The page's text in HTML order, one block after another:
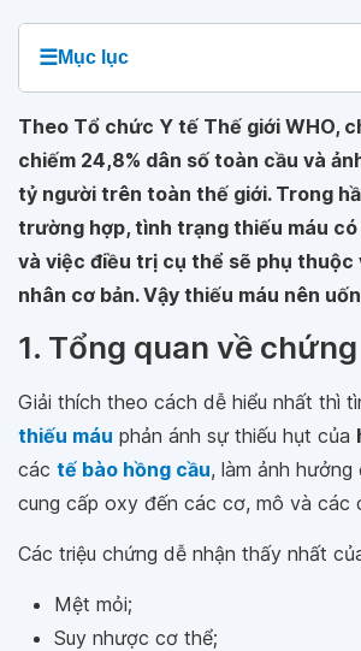
☰Mục lục
Theo Tổ chức Y tế Thế giới WHO,
chiếm 24,8% dân số toàn cầu và
tỷ người trên toàn thế giới. Trong
trường hợp, tình trạng thiếu máu
và việc điều trị cụ thể sẽ phụ thuộc
nhân cơ bản. Vậy thiếu máu nên
1. Tổng quan về
Giải thích theo cách dễ hiểu nhất thì
thiếu máu phản ánh sự thiếu hụt của
các tế bào hồng cầu, làm ảnh hưởng
cung cấp oxy đến các cơ, mô và các
Các triệu chứng dễ nhận thấy nhất
Mệt mỏi;
Suy nhược cơ thể;